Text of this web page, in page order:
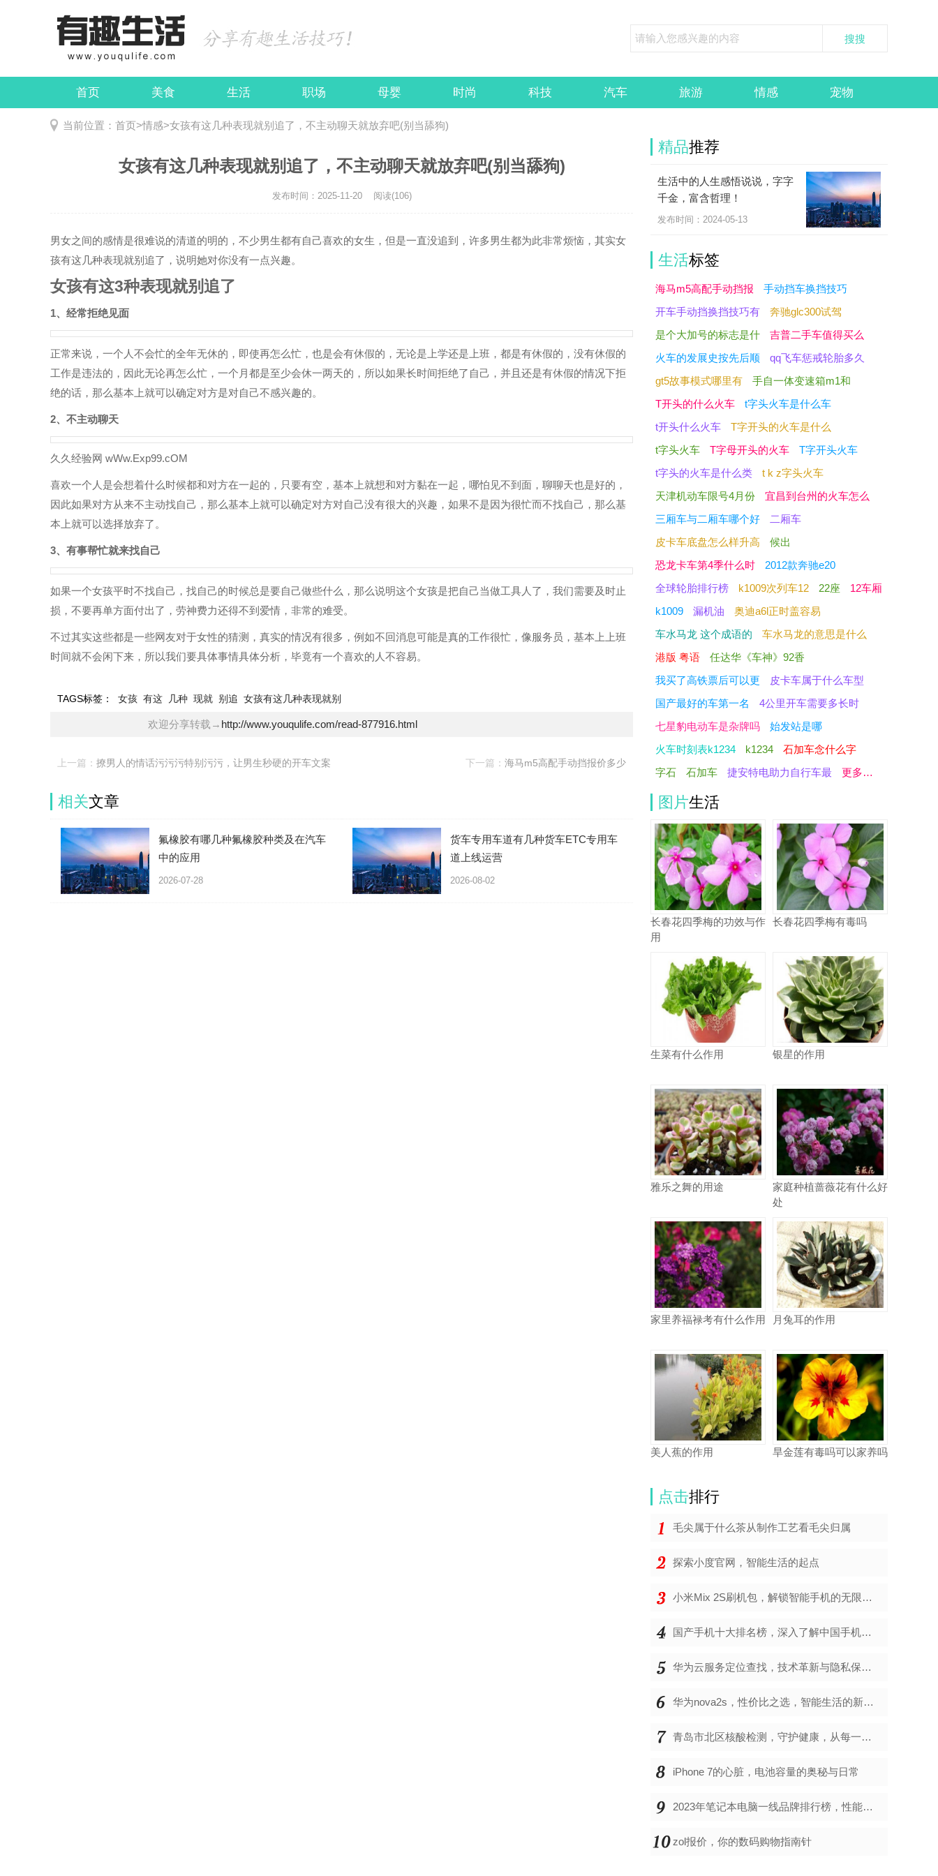
首页 美食 生活 职场 母婴 时尚 科技 汽车 旅游 情感 宠物
娱乐 民俗
当前位置： 首页>情感>女孩有这几种表现就别追了，不主动聊天就放弃吧(别当舔狗)
女孩有这几种表现就别追了，不主动聊天就放弃吧(别当舔狗)
发布时间：2025-11-20 阅读(106)
男女之间的感情是很难说的清道的明的，不少男生都有自己喜欢的女生，但是一直没追到，许多男生都为此非常烦恼，其实女
孩有这几种表现就别追了，说明她对你没有一点兴趣。
女孩有这3种表现就别追了
1、经常拒绝见面
正常来说，一个人不会忙的全年无休的，即使再怎么忙，也是会有休假的，无论是上学还是上班，都是有休假的，没有休假的
工作是违法的，因此无论再怎么忙，一个月都是至少会休一两天的，所以如果长时间拒绝了自己，并且还是有休假的情况下拒
绝的话，那么基本上就可以确定对方是对自己不感兴趣的。
2、不主动聊天
久久经验网 wWw.Exp99.cOM
喜欢一个人是会想着什么时候都和对方在一起的，只要有空，基本上就想和对方黏在一起，哪怕见不到面，聊聊天也是好的，
因此如果对方从来不主动找自己，那么基本上就可以确定对方对自己没有很大的兴趣，如果不是因为很忙而不找自己，那么基
本上就可以选择放弃了。
3、有事帮忙就来找自己
如果一个女孩平时不找自己，找自己的时候总是要自己做些什么，那么说明这个女孩是把自己当做工具人了，我们需要及时止
损，不要再单方面付出了，劳神费力还得不到爱情，非常的难受。
不过其实这些都是一些网友对于女性的猜测，真实的情况有很多，例如不回消息可能是真的工作很忙，像服务员，基本上上班
时间就不会闲下来，所以我们要具体事情具体分析，毕竟有一个喜欢的人不容易。
TAGS标签： 女孩 有这 几种 现就 别追 女孩有这几种表现就别
欢迎分享转载→ http://www.youqulife.com/read-877916.html
上一篇： 撩男人的情话污污污特别污污，让男生秒硬的开车文案
下一篇： 海马m5高配手动挡报价多少
相关文章
氟橡胶有哪几种氟橡胶种类及在汽车
中的应用
2026-07-28
货车专用车道有几种货车ETC专用车
道上线运营
2026-08-02
精品推荐
生活中的人生感悟说说，字字
千金，富含哲理！
发布时间：2024-05-13
生活标签
海马m5高配手动挡报
手动挡车换挡技巧
开车手动挡换挡技巧有
奔驰glc300试驾
是个大加号的标志是什
吉普二手车值得买么
火车的发展史按先后顺
qq飞车惩戒轮胎多久
gt5故事模式哪里有
手自一体变速箱m1和
T开头的什么火车
t字头火车是什么车
t开头什么火车
T字开头的火车是什么
t字头火车
T字母开头的火车
T字开头火车
t字头的火车是什么类
t k z字头火车
天津机动车限号4月份
宜昌到台州的火车怎么
三厢车与二厢车哪个好
二厢车
皮卡车底盘怎么样升高
候出
恐龙卡车第4季什么时
2012款奔驰e20
全球轮胎排行榜
k1009次列车12 22座
12车厢
k1009
漏机油
奥迪a6l正时盖容易
车水马龙 这个成语的
车水马龙的意思是什么
港版 粤语
任达华《车神》92香
我买了高铁票后可以更
皮卡车属于什么车型
国产最好的车第一名
4公里开车需要多长时
七星豹电动车是杂牌吗
始发站是哪
火车时刻表k1234
k1234
石加车念什么字
字石
石加车 捷安特电助力自行车最 更多…
图片生活
长春花四季梅的功效与作
用
长春花四季梅有毒吗
生菜有什么作用 银星的作用
雅乐之舞的用途
家庭种植蔷薇花有什么好
处
家里养福禄考有什么作用 月兔耳的作用
美人蕉的作用 旱金莲有毒吗可以家养吗
点击排行
毛尖属于什么茶从制作工艺看毛尖归属
探索小度官网，智能生活的起点
小米Mix 2S刷机包，解锁智能手机的无限可能
国产手机十大排名榜，深入了解中国手机市场的佼佼者
华为云服务定位查找，技术革新与隐私保护的双重奏
华为nova2s，性价比之选，智能生活的新伙伴
青岛市北区核酸检测，守护健康，从每一次检测开始
iPhone 7的心脏，电池容量的奥秘与日常
2023年笔记本电脑一线品牌排行榜，性能、创新与用户满意度的综合考量
zol报价，你的数码购物指南针